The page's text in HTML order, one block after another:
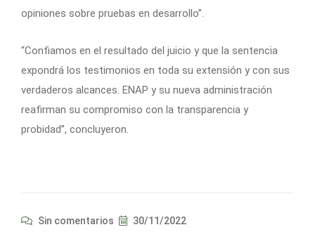
opiniones sobre pruebas en desarrollo”.
“Confiamos en el resultado del juicio y que la sentencia
expondrá los testimonios en toda su extensión y con sus
verdaderos alcances. ENAP y su nueva administración
reafirman su compromiso con la transparencia y
probidad”, concluyeron.
Sin comentarios 30/11/2022